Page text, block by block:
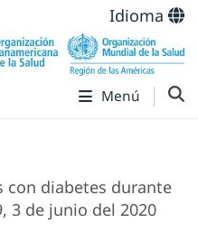
Idioma
Menú
con diabetes durante
3 de junio del 2020